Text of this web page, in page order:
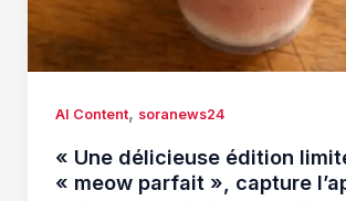
AI Content, soranews24
« Une délicieuse édition
« meow parfait », capture